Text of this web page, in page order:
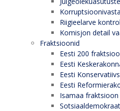
Riigieelarve
Komisjon detail
Fraktsioonid
Eesti 200
Eesti
Eesti
Eesti
Isamaa fraktsioon